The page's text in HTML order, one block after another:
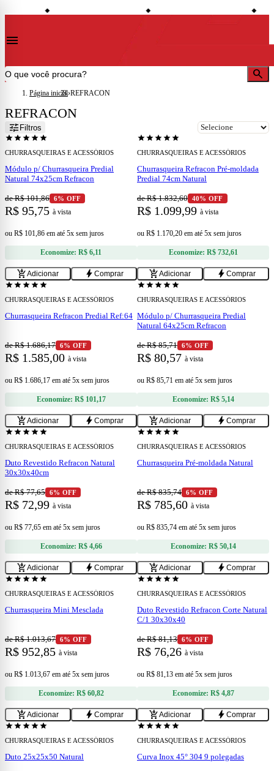
shopping_bag credit_card local_shipping
menu
search
Página inicial ›REFRACON
REFRACON
tune Filtros
starstarstarstarstar
CHURRASQUEIRAS E ACESSÓRIOS
Módulo p/ Churrasqueira Predial
Natural 74x25cm Refracon
de R$ 101,86 6% OFF
R$ 95,75 à vista
ou R$ 101,86 em até 5x sem juros
Economize: R$ 6,11
add_shopping_cartAdicionar bolt Comprar
starstarstarstarstar
CHURRASQUEIRAS E ACESSÓRIOS
Churrasqueira Refracon Pré-moldada
Predial 74cm Natural
de R$ 1.832,60 40% OFF
R$ 1.099,99 à vista
ou R$ 1.170,20 em até 5x sem juros
Economize: R$ 732,61
add_shopping_cartAdicionar bolt Comprar
add
starstarstarstarstar
CHURRASQUEIRAS E ACESSÓRIOS
Churrasqueira Refracon Predial Ref:64
de R$ 1.686,17 6% OFF
R$ 1.585,00 à vista
ou R$ 1.686,17 em até 5x sem juros
Economize: R$ 101,17
add_shopping_cartAdicionar bolt Comprar
add
starstarstarstarstar
CHURRASQUEIRAS E ACESSÓRIOS
Módulo p/ Churrasqueira Predial
Natural 64x25cm Refracon
de R$ 85,71 6% OFF
R$ 80,57 à vista
ou R$ 85,71 em até 5x sem juros
Economize: R$ 5,14
add_shopping_cartAdicionar bolt Comprar
add
starstarstarstarstar
CHURRASQUEIRAS E ACESSÓRIOS
Duto Revestido Refracon Natural
30x30x40cm
de R$ 77,65 6% OFF
R$ 72,99 à vista
ou R$ 77,65 em até 5x sem juros
Economize: R$ 4,66
add_shopping_cartAdicionar bolt Comprar
add
starstarstarstarstar
CHURRASQUEIRAS E ACESSÓRIOS
Churrasqueira Pré-moldada Natural
de R$ 835,74 6% OFF
R$ 785,60 à vista
ou R$ 835,74 em até 5x sem juros
Economize: R$ 50,14
add_shopping_cartAdicionar bolt Comprar
add
starstarstarstarstar
CHURRASQUEIRAS E ACESSÓRIOS
Churrasqueira Mini Mesclada
de R$ 1.013,67 6% OFF
R$ 952,85 à vista
ou R$ 1.013,67 em até 5x sem juros
Economize: R$ 60,82
add_shopping_cartAdicionar bolt Comprar
add
starstarstarstarstar
CHURRASQUEIRAS E ACESSÓRIOS
Duto Revestido Refracon Corte Natural
C/1 30x30x40
de R$ 81,13 6% OFF
R$ 76,26 à vista
ou R$ 81,13 em até 5x sem juros
Economize: R$ 4,87
add_shopping_cartAdicionar bolt Comprar
add
starstarstarstarstar
CHURRASQUEIRAS E ACESSÓRIOS
Duto 25x25x50 Natural
add
starstarstarstarstar
CHURRASQUEIRAS E ACESSÓRIOS
Curva Inox 45° 304 9 polegadas